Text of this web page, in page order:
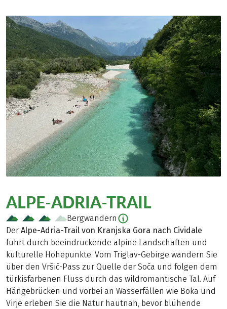
ALPE-ADRIA-TRAIL
Bergwandern
Der Alpe-Adria-Trail von Kranjska Gora nach Cividale
führt durch beeindruckende alpine Landschaften und
kulturelle Höhepunkte. Vom Triglav-Gebirge wandern Sie
über den Vršič-Pass zur Quelle der Soča und folgen dem
türkisfarbenen Fluss durch das wildromantische Tal. Auf
Hängebrücken und vorbei an Wasserfällen wie Boka und
Virje erleben Sie die Natur hautnah, bevor blühende